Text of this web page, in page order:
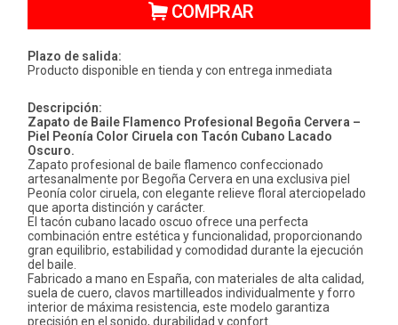
COMPRAR
Plazo de salida:
Producto disponible en tienda y con entrega inmediata
Descripción:
Zapato de Baile Flamenco Profesional Begoña Cervera –
Piel Peonía Color Ciruela con Tacón Cubano Lacado
Oscuro.
Zapato profesional de baile flamenco confeccionado
artesanalmente por Begoña Cervera en una exclusiva piel
Peonía color ciruela, con elegante relieve floral aterciopelado
que aporta distinción y carácter.
El tacón cubano lacado oscuo ofrece una perfecta
combinación entre estética y funcionalidad, proporcionando
gran equilibrio, estabilidad y comodidad durante la ejecución
del baile.
Fabricado a mano en España, con materiales de alta calidad,
suela de cuero, clavos martilleados individualmente y forro
interior de máxima resistencia, este modelo garantiza
precisión en el sonido, durabilidad y confort.